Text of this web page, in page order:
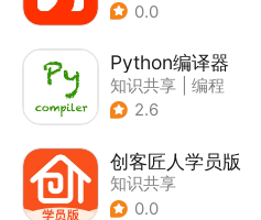
0.0
Python编译器
知识共享
编程
2.6
创客匠人学员版
知识共享
0.0